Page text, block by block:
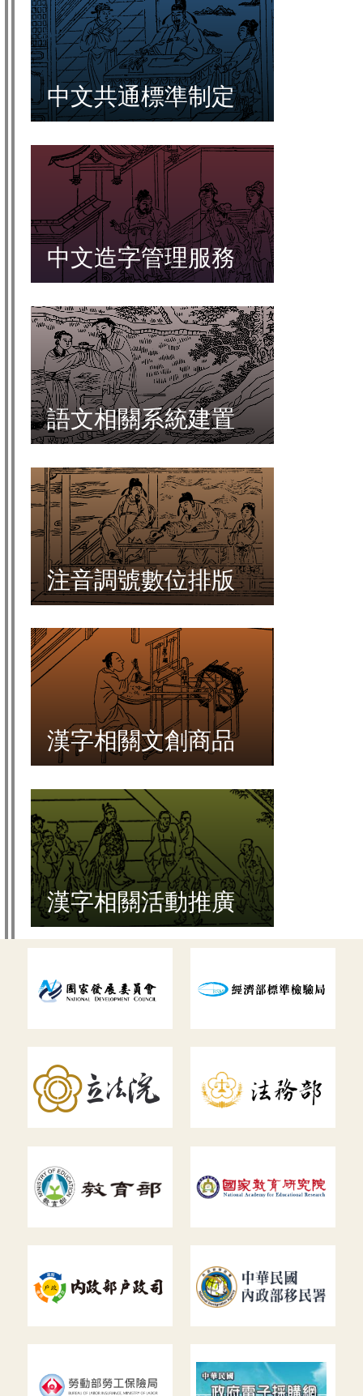
中文共通標準制定
中文造字管理服務
語文相關系統建置
注音調號數位排版
漢字相關文創商品
漢字相關活動推廣